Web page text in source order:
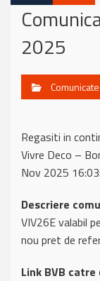
2025
Comunicate
Regasiti in
Vivre Deco –
Nov 2025
Descriere
VIV26E valabil
nou pret de
Link BVB